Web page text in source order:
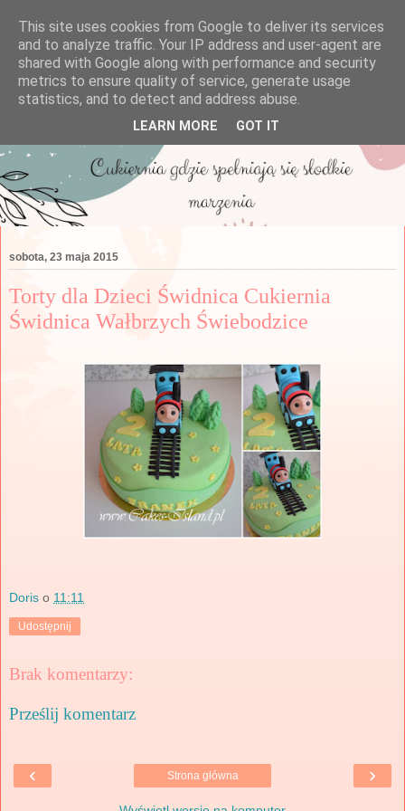
sobota, 23 maja 2015
Torty dla Dzieci Świdnica Cukiernia
Świdnica Wałbrzych Świebodzice
Doris o 11:11
Udostępnij
Brak komentarzy:
Prześlij komentarz
‹ ›
Strona główna
This site uses cookies from Google to deliver its services
and to analyze traffic. Your IP address and user-agent are
shared with Google along with performance and security
metrics to ensure quality of service, generate usage
statistics, and to detect and address abuse.
LEARN MORE GOT IT